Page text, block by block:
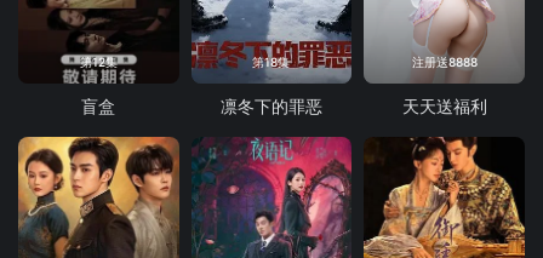
第12集
盲盒
第18集
凛冬下的罪恶
注册送8888
天天送福利